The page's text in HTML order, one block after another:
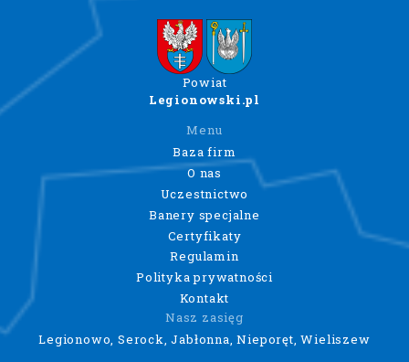
Powiat
Legionowski.pl
Menu
Baza firm
O nas
Uczestnictwo
Banery specjalne
Certyfikaty
Regulamin
Polityka prywatności
Kontakt
Nasz zasięg
Legionowo, Serock, Jabłonna, Nieporęt, Wieliszew